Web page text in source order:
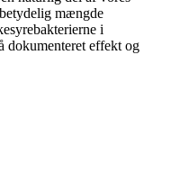
mængde
i
dokumenteret effekt og